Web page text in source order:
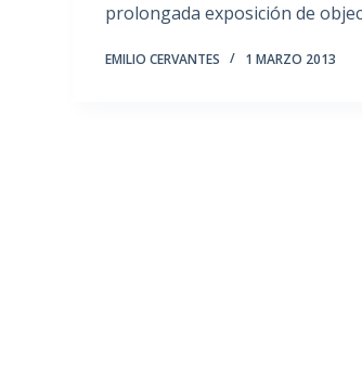
prolongada exposición de
EMILIO CERVANTES 1 MARZO 2013